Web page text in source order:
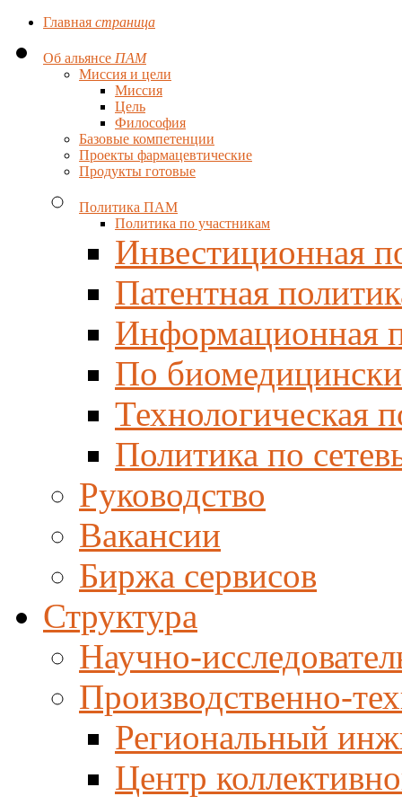
Главная страница
Об альянсе ПАМ
Миссия и цели
Миссия
Цель
Философия
Базовые компетенции
Проекты фармацевтические
Продукты готовые
Политика ПАМ
Политика по участникам
Инвестиционная
Патентная
Информационная
По
Технологическая
Политика по
Руководство
Вакансии
Биржа сервисов
Структура
Научно-
Производственно-
Региональный
Центр